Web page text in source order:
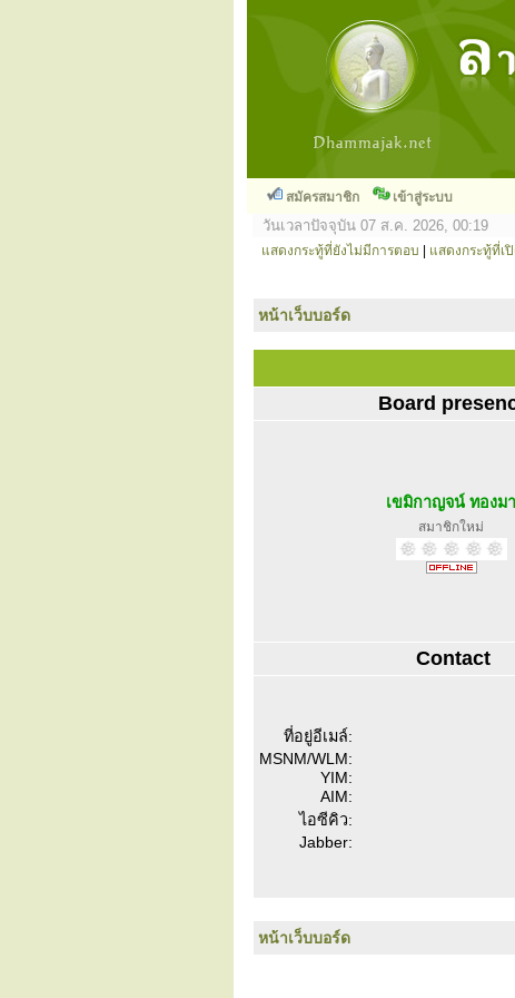
สมัครสมาชิก เข้าสู่ระบบ
วันเวลาปัจจุบัน 07 ส.ค. 2026, 00:19
แสดงกระทู้ที่ยังไม่มีการตอบ แสดงกระทู้ที่เ
หน้าเว็บบอร์ด
Board
เขมิกาญจน์ ทองมา
สมาชิกใหม่
Contact
ที่อยู่อีเมล์:
MSNM/WLM:
YIM:
AIM:
ไอซีคิว:
Jabber:
หน้าเว็บบอร์ด